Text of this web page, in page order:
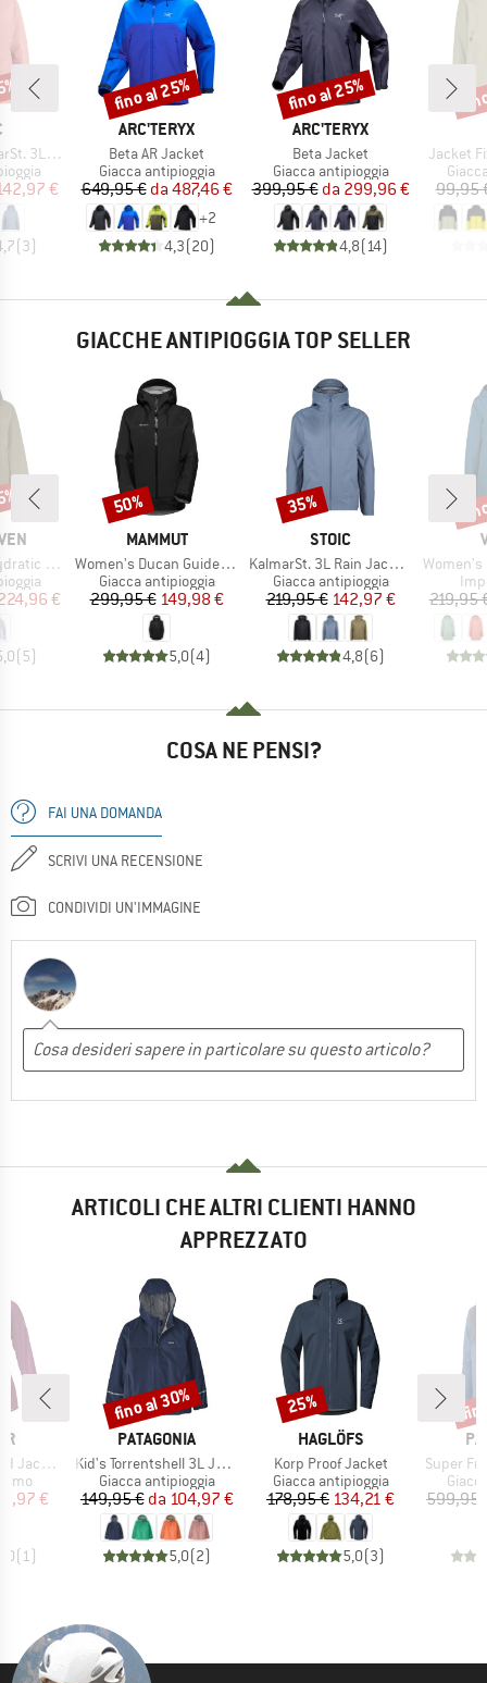
Jacket II
ridotto
€
(3)
MARCHIO
ARC'TERYX
Articolo
Beta AR Jacket
Gruppo di prodotti
Giacca antipioggia
Prezzo
649,95 € Prezzo ridotto
da 487,46 €
+2
4,3(20)
Sconto
fino al 25%
MARCHIO
ARC'TERYX
Articolo
Beta Jacket
Gruppo di prodotti
Giacca antipioggia
Prezzo
399,95 € Prezzo ridotto
da 299,96 €
4,8(14)
Sconto
fino al 25%
Articolo
Jacket
99,95
GIACCHE ANTIPIOGGIA TOP SELLER
Jacket
ridotto
€
(5)
MARCHIO
MAMMUT
Articolo
Women's Ducan Guide Hardshell Hooded Jacket
Gruppo di prodotti
Giacca antipioggia
Prezzo
299,95 €Prezzo ridotto
149,98 €
5,0(4)
Sconto
50%
MARCHIO
STOIC
Articolo
KalmarSt. 3L Rain Jacket II
Gruppo di prodotti
Giacca antipioggia
Prezzo
219,95 € Prezzo ridotto
142,97 €
4,8(6)
Sconto
35%
Articolo
Women's
219,95
COSA NE PENSI?
FAI UNA DOMANDA
SCRIVI UNA RECENSIONE
CONDIVIDI UN'IMMAGINE
ARTICOLI CHE ALTRI CLIENTI HANNO
APPREZZATO
Pocket
ridotto
€
(1)
MARCHIO
PATAGONIA
Articolo
Kid's Torrentshell 3L Jacket
Gruppo di prodotti
Giacca antipioggia
Prezzo
149,95 € Prezzo ridotto
da 104,97 €
5,0(2)
Sconto
fino al 30%
MARCHIO
HAGLÖFS
Articolo
Korp Proof Jacket
Gruppo di prodotti
Giacca antipioggia
Prezzo
178,95 €Prezzo ridotto
134,21 €
5,0(3)
Sconto
25%
Articolo
Super
599,95